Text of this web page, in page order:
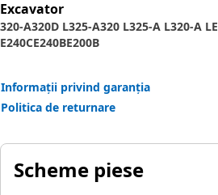
Excavator
320-A320D L325-A320 L325-A L320-A L
E240CE240BE200B
Informații privind garanția
Politica de returnare
Scheme piese